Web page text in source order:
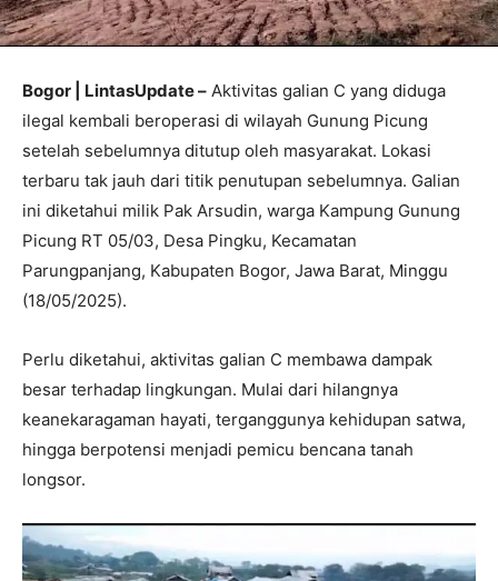
Bogor | LintasUpdate – Aktivitas galian C yang diduga
ilegal kembali beroperasi di wilayah Gunung Picung
setelah sebelumnya ditutup oleh masyarakat. Lokasi
terbaru tak jauh dari titik penutupan sebelumnya. Galian
ini diketahui milik Pak Arsudin, warga Kampung Gunung
Picung RT 05/03, Desa Pingku, Kecamatan
Parungpanjang, Kabupaten Bogor, Jawa Barat, Minggu
(18/05/2025).
Perlu diketahui, aktivitas galian C membawa dampak
besar terhadap lingkungan. Mulai dari hilangnya
keanekaragaman hayati, terganggunya kehidupan satwa,
hingga berpotensi menjadi pemicu bencana tanah
longsor.